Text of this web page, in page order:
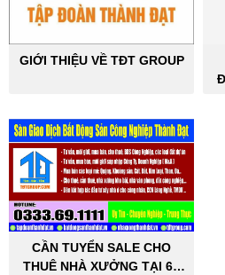
GIỚI THIỆU VỀ TĐT GROUP
CẦN TUYỂN SALE CHO
THUÊ NHÀ XƯỞNG TẠI 63